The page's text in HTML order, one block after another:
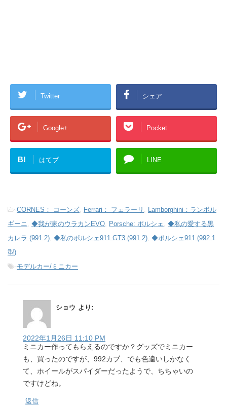
Twitter シェア
Google+ Pocket
B! はてブ LINE
-CORNES： コーンズ Ferrari： フェラーリ
Lamborghini：ランボル
ギーニ
◆我が家のウラカンEVO Porsche: ポルシェ
◆私の愛する黒
カレラ (991.2) ◆私のポルシェ911 GT3 (991.2) ◆ポルシェ911 (992.1
型)
-モデルカー/ミニカー
ショウ より:
2022年1月26日 11:10 PM
ミニカー作ってもらえるのですか？グッズでミニカー
も、買ったのですが、992カブ、でも色違いしかなく
て、ホイールがスパイダーだったようで、ちちゃいの
ですけどね。
返信